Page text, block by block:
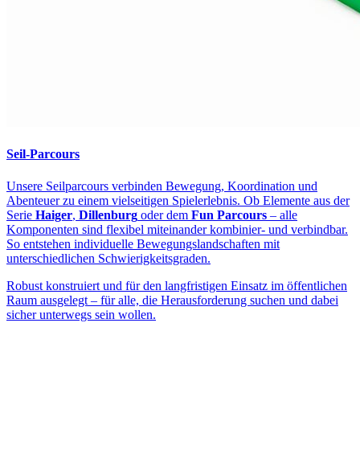
Seil-Parcours
Unsere Seilparcours verbinden Bewegung, Koordination und
Abenteuer zu einem vielseitigen Spielerlebnis. Ob Elemente aus der
Serie Haiger, Dillenburg oder dem Fun Parcours – alle
Komponenten sind flexibel miteinander kombinier- und verbindbar.
So entstehen individuelle Bewegungslandschaften mit
unterschiedlichen Schwierigkeitsgraden.
Robust konstruiert und für den langfristigen Einsatz im öffentlichen
Raum ausgelegt – für alle, die Herausforderung suchen und dabei
sicher unterwegs sein wollen.